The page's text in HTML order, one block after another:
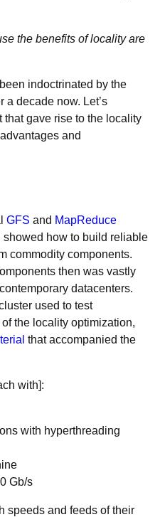
the benefits of locality are
indoctrinated by the
a decade now. Let’s
gave rise to the locality
and
GFS and MapReduce
how to build reliable
commodity components.
then was vastly
datacenters.
used to test
the locality optimization,
that accompanied the
with]:
with hyperthreading
Gb/s
speeds and feeds of their